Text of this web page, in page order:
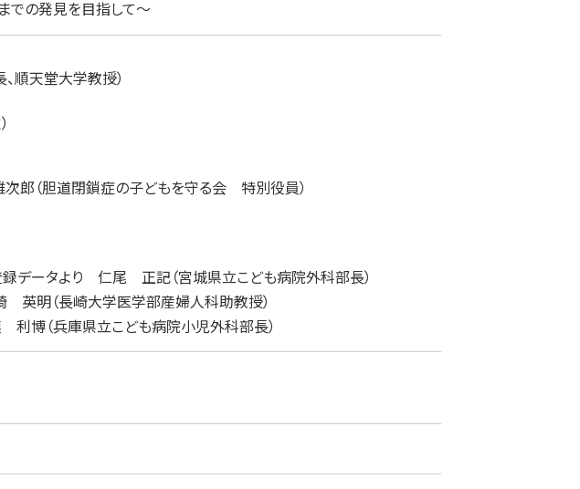
での発見を目指して～
順天堂大学教授）
（胆道閉鎖症の子どもを守る会 特別役員）
データより 仁尾 正記（宮城県立こども病院外科部長）
明（長崎大学医学部産婦人科助教授）
博（兵庫県立こども病院小児外科部長）